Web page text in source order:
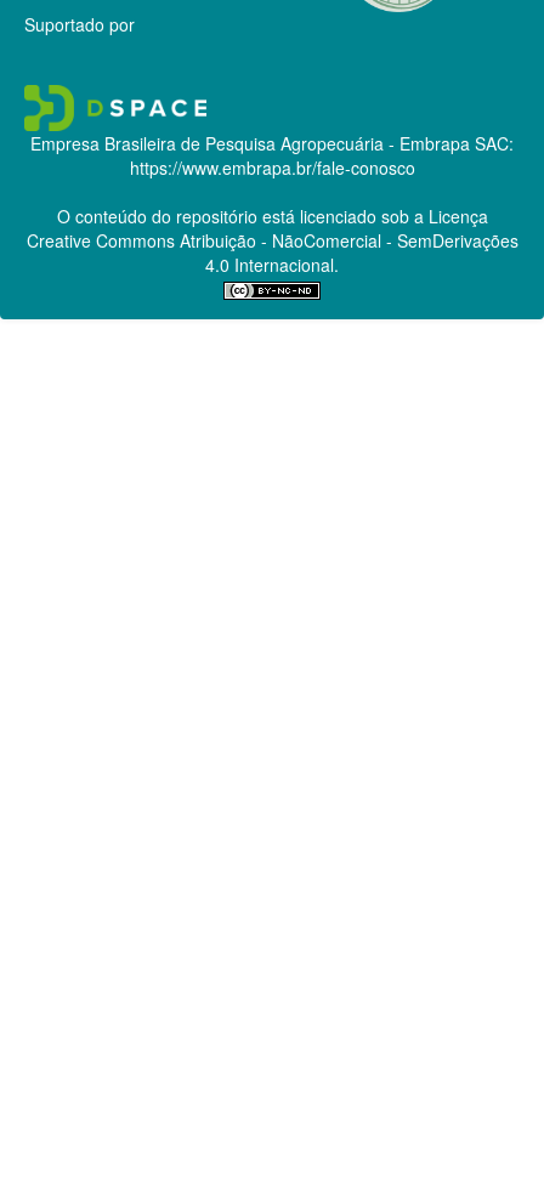
Suportado por
Empresa Brasileira de Pesquisa Agropecuária - Embrapa SAC:
https://www.embrapa.br/fale-conosco
O conteúdo do repositório está licenciado sob a Licença
Creative CommonsAtribuição - NãoComercial - SemDerivações
4.0 Internacional.